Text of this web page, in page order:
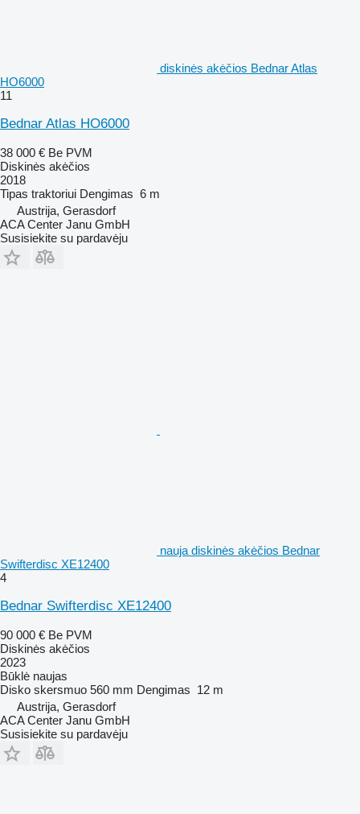
diskinės akėčios Bednar Atlas
HO6000
11
Bednar Atlas HO6000
38 000 € Be PVM
Diskinės akėčios
2018
Tipas traktoriui Dengimas 6 m
Austrija, Gerasdorf
ACA Center Janu GmbH
Susisiekite su pardavėju
nauja diskinės akėčios Bednar
Swifterdisc XE12400
4
Bednar Swifterdisc XE12400
90 000 € Be PVM
Diskinės akėčios
2023
Būklė naujas
Disko skersmuo 560 mm Dengimas 12 m
Austrija, Gerasdorf
ACA Center Janu GmbH
Susisiekite su pardavėju